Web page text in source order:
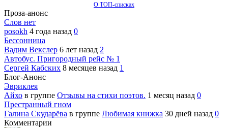
О ТОП-списках
Проза-анонс
Слов нет
posokh 4 года назад 0
Бессонница
Вадим Векслер 6 лет назад 2
Автобус. Пригородный рейс № 1
Сергей Кабских 8 месяцев назад 1
Блог-Анонс
Эвриклея
Айхо в группе Отзывы на стихи поэтов. 1 месяц назад 0
Престранный гном
Галина Скударёва в группе Любимая книжка 30 дней назад 0
Комментарии